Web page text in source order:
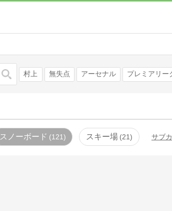
検索 村上 無失点 アーセナル プレミアリー
スノーボード 121 スキー場 21 サブ